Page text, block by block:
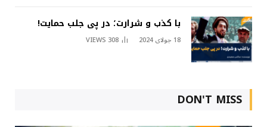
با کذب و شرارت؛ در پی جلب حمایت!
18 جولای 2024 308
VIEWS
DON'T MISS